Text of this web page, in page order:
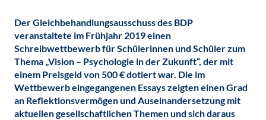
Der Gleichbehandlungsausschuss des BDP
veranstaltete im Frühjahr 2019 einen
Schreibwettbewerb für Schülerinnen und Schüler zum
Thema „Vision – Psychologie in der Zukunft“, der mit
einem Preisgeld von 500 € dotiert war. Die im
Wettbewerb eingegangenen Essays zeigten einen Grad
an Reflektionsvermögen und Auseinandersetzung mit
aktuellen gesellschaftlichen Themen und sich daraus